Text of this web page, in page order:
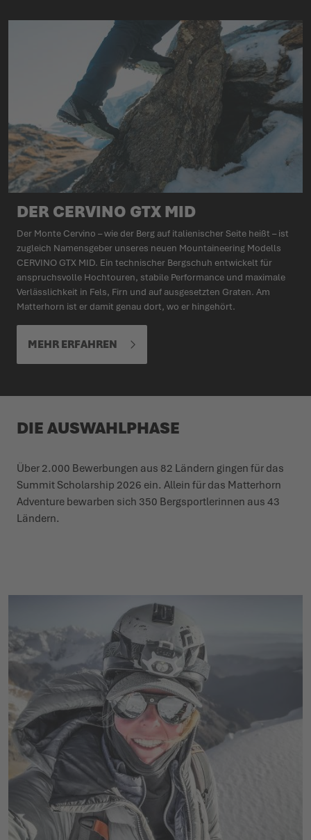
DER CERVINO GTX MID
Der Monte Cervino – wie der Berg auf italienischer Seite heißt – ist
zugleich Namensgeber unseres neuen Mountaineering Modells
CERVINO GTX MID. Ein technischer Bergschuh entwickelt für
anspruchsvolle Hochtouren, stabile Performance und maximale
Verlässlichkeit in Fels, Firn und auf ausgesetzten Graten. Am
Matterhorn ist er damit genau dort, wo er hingehört.
MEHR ERFAHREN
DIE AUSWAHLPHASE
Über 2.000 Bewerbungen aus 82 Ländern gingen für das
Summit Scholarship 2026 ein. Allein für das Matterhorn
Adventure bewarben sich 350 Bergsportlerinnen aus 43
Ländern.